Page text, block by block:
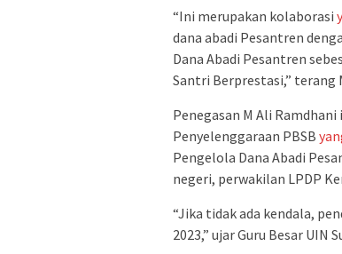
“Ini merupakan kolaborasi
dana abadi Pesantren
Dana Abadi Pesantren
Santri Berprestasi,” terang
Penegasan M Ali
Penyelenggaraan PBSB
Pengelola Dana Abadi
negeri, perwakilan LPDP
“Jika tidak ada kendala,
2023,” ujar Guru Besar UIN